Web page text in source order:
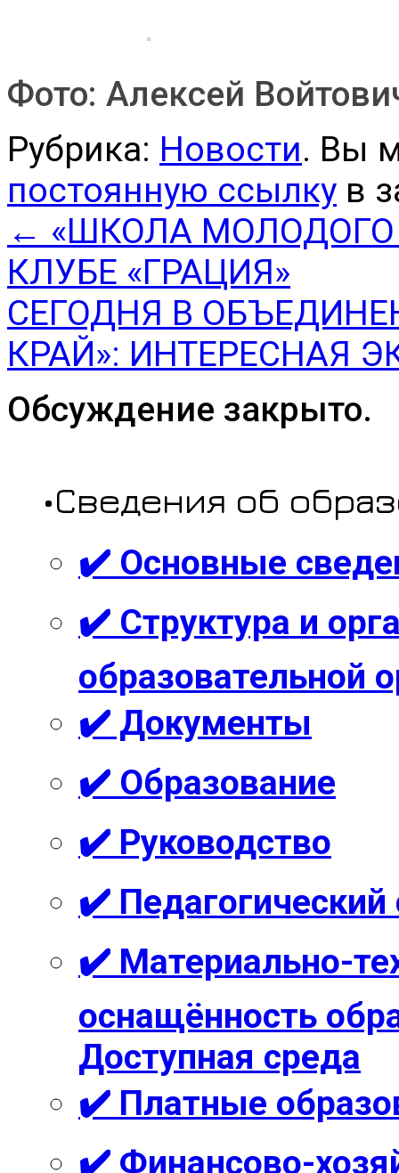
Фото: Алексей
Рубрика: Новости. Вы
постоянную ссылку в
← «ШКОЛА
КЛУБЕ «ГРАЦИЯ»
СЕГОДНЯ В
КРАЙ»: ИНТЕРЕСНАЯ
Обсуждение закрыто.
•Сведения об
✔️ Основные
✔️ Структура и
образовательной
✔️ Документы
✔️ Образование
✔️ Руководство
✔️ Педагогический
✔️ Материально-
оснащённость
Доступная среда
✔️ Платные
✔️ Финансово-